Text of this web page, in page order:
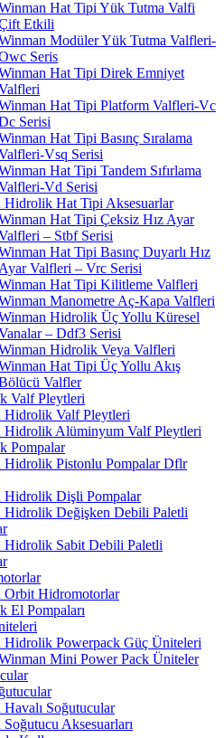
Hat Tipi Yük Tutma Valfi
Etkili
Modüler Yük Tutma Valfleri-
Seris
Hat Tipi Direk Emniyet
Hat Tipi Platform Valfleri-Vc
Serisi
Hat Tipi Basınç Sıralama
Vsq Serisi
Hat Tipi Tandem Sıfırlama
Vd Serisi
Hidrolik Hat Tipi Aksesuarlar
Hat Tipi Çeksiz Hız Ayar
– Stbf Serisi
Hat Tipi Basınç Duyarlı Hız
Ayar Valfleri – Vrc Serisi
Hat Tipi Kilitleme Valfleri
Manometre Aç-Kapa Valfleri
Hidrolik Üç Yollu Küresel
– Ddf3 Serisi
Hidrolik Veya Valfleri
Hat Tipi Üç Yollu Akış
Valfler
Valf Pleytleri
Hidrolik Valf Pleytleri
Hidrolik Alüminyum Valf Pleytleri
Pompalar
Hidrolik Pistonlu Pompalar Dflr
Hidrolik Dişli Pompalar
Hidrolik Değişken Debili Paletli
Hidrolik Sabit Debili Paletli
Orbit Hidromotorlar
El Pompaları
Hidrolik Powerpack Güç Üniteleri
Mini Power Pack Üniteler
Soğutucular
Aksesuarları